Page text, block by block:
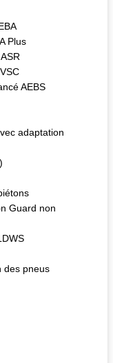
Plus
AEBS
adaptation
Guard non
des pneus